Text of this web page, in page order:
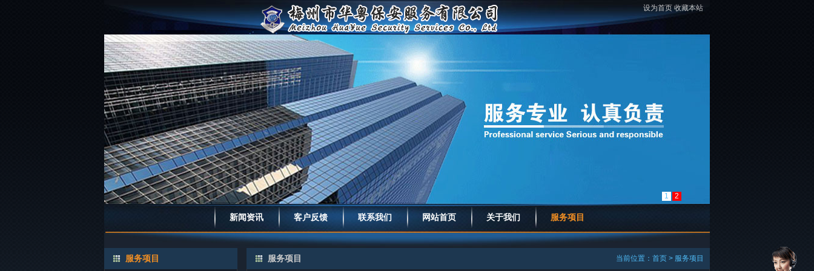
设为首页 收藏本站
1 2
新闻资讯 客户反馈 联系我们 网站首页 关于我们 服务项目
服务项目 服务项目 当前位置： 首页 > 服务项目